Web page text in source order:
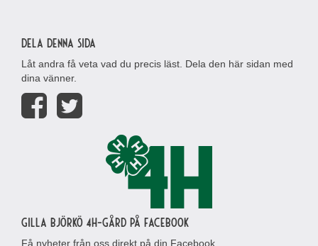
Dela denna sida
Låt andra få veta vad du precis läst. Dela den här sidan med
dina vänner.
Gilla Björkö 4H-gård på Facebook
Få nyheter från oss direkt på din Facebook.